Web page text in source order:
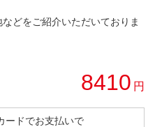
どをご紹介いただいておりま
8410 円
ードでお支払いで